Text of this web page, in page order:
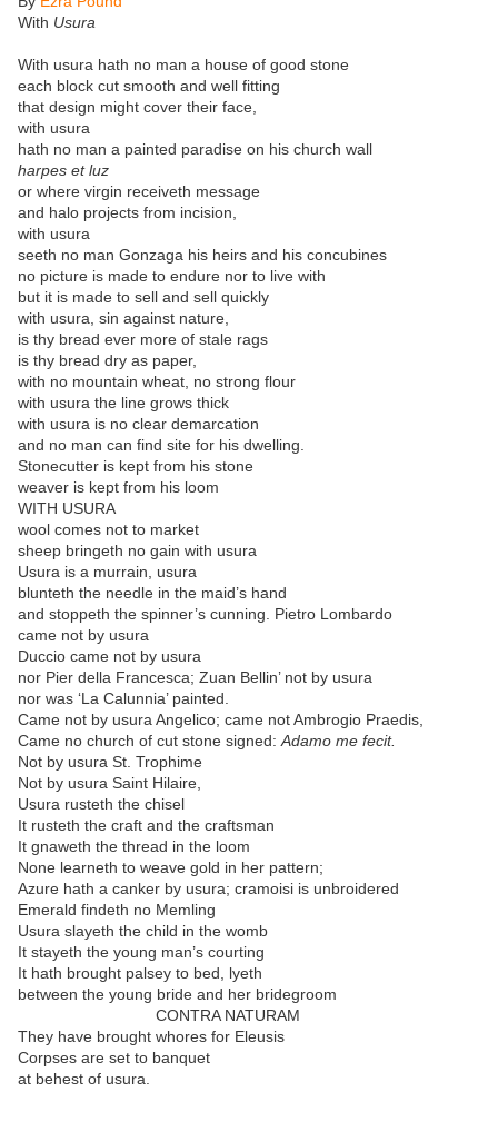
With Usura
With usura hath no man a house of good stone
each block cut smooth and well fitting
that design might cover their face,
with usura
hath no man a painted paradise on his church wall
harpes et luz
or where virgin receiveth message
and halo projects from incision,
with usura
seeth no man Gonzaga his heirs and his concubines
no picture is made to endure nor to live with
but it is made to sell and sell quickly
with usura, sin against nature,
is thy bread ever more of stale rags
is thy bread dry as paper,
with no mountain wheat, no strong flour
with usura the line grows thick
with usura is no clear demarcation
and no man can find site for his dwelling.
Stonecutter is kept from his stone
weaver is kept from his loom
WITH USURA
wool comes not to market
sheep bringeth no gain with usura
Usura is a murrain, usura
blunteth the needle in the maid’s hand
and stoppeth the spinner’s cunning. Pietro Lombardo
came not by usura
Duccio came not by usura
nor Pier della Francesca; Zuan Bellin’ not by usura
nor was ‘La Calunnia’ painted.
Came not by usura Angelico; came not Ambrogio Praedis,
Came no church of cut stone signed: Adamo me fecit.
Not by usura St. Trophime
Not by usura Saint Hilaire,
Usura rusteth the chisel
It rusteth the craft and the craftsman
It gnaweth the thread in the loom
None learneth to weave gold in her pattern;
Azure hath a canker by usura; cramoisi is unbroidered
Emerald findeth no Memling
Usura slayeth the child in the womb
It stayeth the young man’s courting
It hath brought palsey to bed, lyeth
between the young bride and her bridegroom
CONTRA NATURAM
They have brought whores for Eleusis
Corpses are set to banquet
at behest of usura.